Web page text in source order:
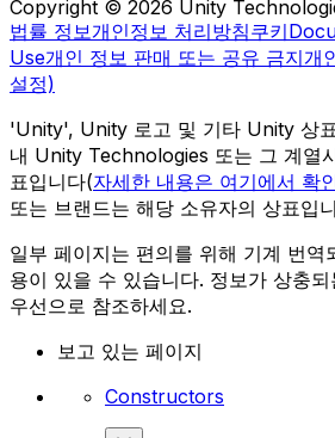
Copyright © 2026 Unity
법률 정보개인정보 처리방침쿠키
Use개인 정보 판매 또는 공유 금지개
설정)
'Unity', Unity 로고 및 기타 Unity 상
내 Unity Technologies 또는 그 계열
표입니다(자세한 내용은 여기에서 확
또는 브랜드는 해당 소유자의 상표입
일부 페이지는 편의를 위해 기계 번역
용이 있을 수 있습니다. 정보가 상충
우선으로 참조하세요.
보고 있는 페이지
Constructors